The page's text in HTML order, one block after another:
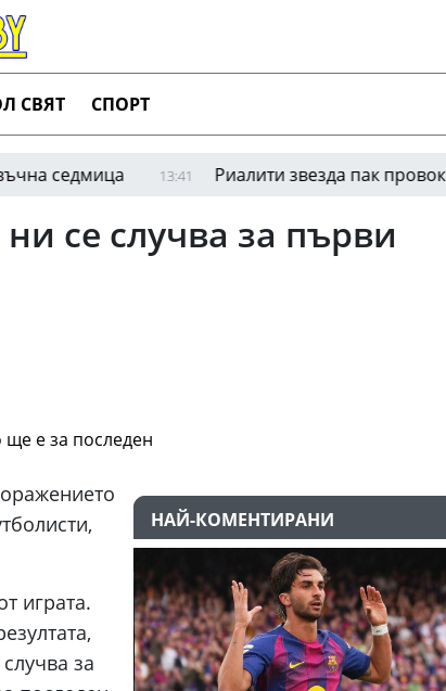
СВЯТ СПОРТ
13:41 Риалити звезда пак провокира
се случва за първи
играта.
за
НАЙ-КОМЕНТИРАНИ